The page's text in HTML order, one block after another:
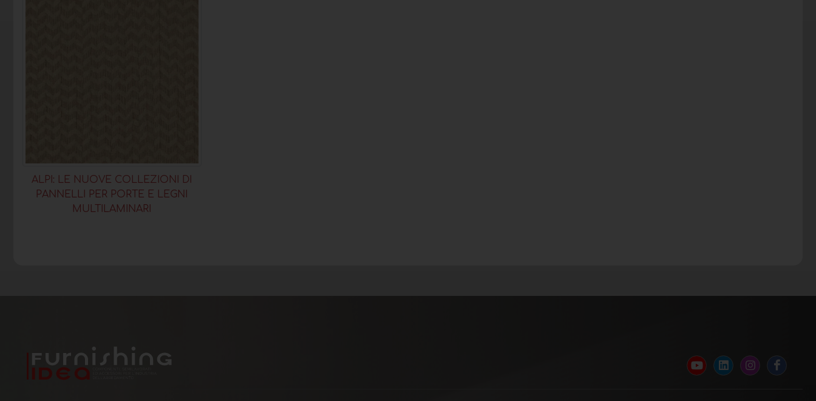
ALPI: LE NUOVE COLLEZIONI DI
PANNELLI PER PORTE E LEGNI
MULTILAMINARI